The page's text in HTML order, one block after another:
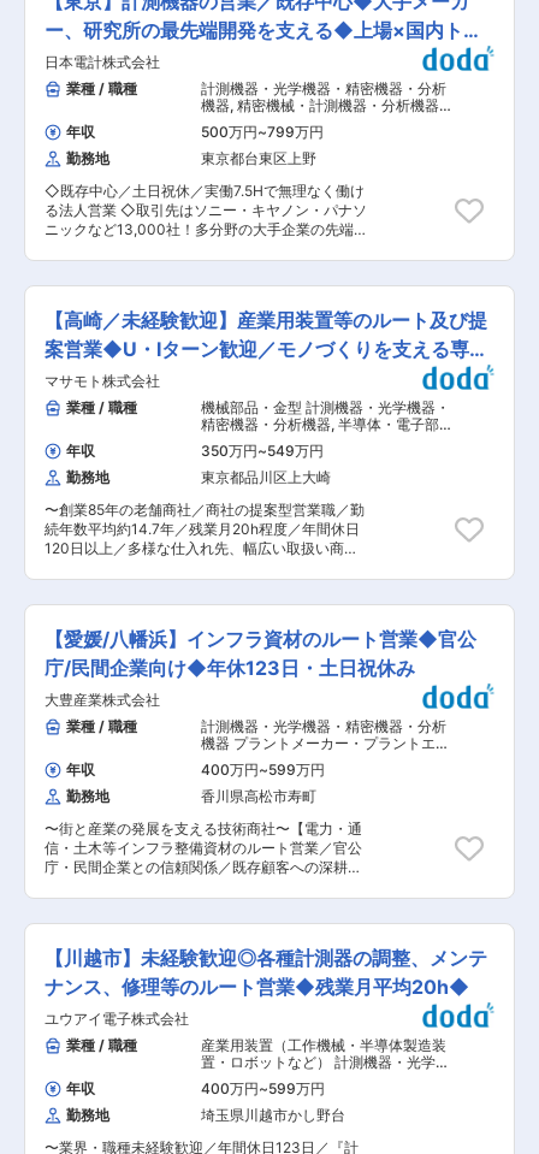
≫ 計測機器を「売る」だけでなく、お客様のニー
ズを把握し最適な提案を行うトータルプランナー
としての役割を担います。既存のお客様との長期
的な関係を築き、信頼関係を大切にすることが求
められます。 ■部署構成について： 刈谷営業所
は部長1名(本社兼務)、所長1名、20代〜40代の営
業担当者３名、事務担当1名の合計5名で構成され
ています。 ■研修・教育制度： ◎ 社内勉強会の
実施 製品知識を身につけるため、部署ごとやメー
カーごとに勉強会を開催。 複数メーカーの製品を
扱うため、知識習得の機会が多い。 ◎ メーカー研
修への参加 扱う試験装置や計測機器のメーカーが
実務に活かせる内容。 ◎ 約3年かけて独り立ちを
支援する教育体制 ・最初の1年は 先輩同行(OJT)
・ほぼ全員が未経験スタートで育成実績あり 変更
の範囲：会社の定める業務
品：産業関係やインフラ関係に使用される非破壊
試験機 ※自社工場は那須塩原にありますが、お客
様の現場は全国にございますので全国出張の可能
性がございます。 ■業務詳細： ・試験機の修理
検査業務全般(点検、修理、校正業務) 手作業で
分解し、原因特定、オシロスコープなどを使用し
た計測を行います。 ・入荷された試験機の受入れ
検査 ・荷受け、梱包、出荷作業、修理に関わる部
品の選定及び発注 ・試験機の操作指導(社内・社
外) 電話対応や直接訪問してお客様の対応を行
っていただきます。 ・試験機の計測・実験業務
(出張サービス) ・ＰＣ入力業務 等 ■就業環境：
休日の呼び出し・夜勤が無く、月の平均残業は20
時間程と働きやすいです。新工場のためエアコン
術が身につく ・修理から現場対応まで幅広く経験
し、製品理解を深められる ・顧客と直接関わり、
信頼関係を築く手応えを感じられる ■働く環境
新設工場でエアコン完備。落ち着いた環境で作業
に集中できます。夜勤や休日呼び出しはありませ
ん。 ■働き方 ・残業は月平均20時間程度 ・完全
週休2日制（土日祝） ・全国出張の可能性はある
が、計画的な対応が中心 ■キャリアパス まずは
点検・修理業務を通じて基礎技術を習得。その
後、対応可能な機種や業務範囲を広げ、現場対応
の中核として活躍できます。長期的に専門性を磨
き続けたい方に適した環境です。 ■企業魅力 ト
ンネル・土木向け建設機械や非破壊検査機器を扱
製品の双方を扱う技術力で、産業・インフラ分野
を支えています。 変更の範囲：会社の定める業務
ー、研究所の最先端開発を支える◆上場×国内トッ
プシェア
日本電計株式会社
業種 / 職種
計測機器・光学機器・精密機器・分析
機器, 精密機械・計測機器・分析機器・
光学製品営業（国内） その他法人営業
（既存・ルートセールス中心）
年収 500万円~799万円
勤務地
東京都台東区上野
◇既存中心／土日祝休／実働7.5Hで無理なく働け
る法人営業 ◇取引先はソニー・キヤノン・パナソ
ニックなど13,000社！多分野の大手企業の先端
独立系専門商社 ■業務概要： 工場や研究機関で
使われる計測機器の提案営業です。 既存顧客を中
心に、製品提案や納品対応、その他展示会やセミ
ナーで入手した情報などをもとに提案型の営業も
お任せします。 ■業務詳細： ◇既存顧客への提
案 既存顧客（約30〜50社）をお任せします。独
立系商社のため特定メーカーに縛られず、数万点
の製品から最適な組み合わせを選べるのが特徴で
す。 1日の訪問は1件程度です。ノルマはあります
が半期単位で評価をします！実績以外にも、訪問
数やKPIなども含めて総合的に評価します。 ◇既
存の顧客先へ製品の納品・引き取り 提案した機器
が実際に工場設備へ導入されている様子を目の当
たりにできるため、成果を実感しやすいです。 ◇
新規顧客への提案 新規はほぼ無いですが、仕入れ
先の開拓や、既存顧客の他部署の開拓などをお任
りなどの事務処理から担当いただきます。その
後、顧客先の製品理解を段々と深め、営業に挑戦
いただきます。取り扱製品が多いため、半年〜1
年の時間をかけてじっくり育成します。 ■働き
方： 法人中心のため、夜間・休日対応は基本あり
ません。トラブル対応もメーカー主体のため、営
業への負担は限定的です。 年間休日125日、実働
7.5H、直行直帰可能、とワークライフバランスも
整えやすく、従業員一人ひとりを大切にするとい
う社長の考えが浸透しております。 ■当社につい
て： 計測器の専門商社として知識や経験、ノウハ
ウを蓄積しお客様に最適なサ—ビスを提供してま
いりました。 国内トップ級シェアを誇り、信頼と
ております。 今後も様々な先進技術（通信技術電
気自動車や自動運転の進化、新エネルギー分野の
先 ソニー・キヤノン・トヨタなど大手メーカー
や、大学・研究機関・官公庁など幅広い顧客と取
引しています。 変更の範囲：会社の定める業務
【高崎／未経験歓迎】産業用装置等のルート及び提
案営業◆U・Iターン歓迎／モノづくりを支える専門
商社
マサモト株式会社
業種 / 職種
機械部品・金型 計測機器・光学機器・
精密機器・分析機器, 半導体・電子部
品・エレクトロニクス製品営業（国
内） 精密機械・計測機器・分析機器・
光学製品営業（国内）
年収 350万円~549万円
勤務地
東京都品川区上大崎
〜創業85年の老舗商社／商社の提案型営業職／勤
続年数平均約14.7年／残業月20h程度／年間休日
120日以上／多様な仕入れ先、幅広い取扱い商
の方でもじっくりと育成します。同社は年齢に関
係なく実力次第で社員を評価する社風です。基準
賞与の他に、営業成績次第で賞与が大幅に追加支
給されます。個人の頑張りが適切に評価されるや
りがいある職場です。 ■業務詳細： ・機械メー
カーへ精密機械部品、電気・制御製品などの技術
提案、見積対応を行います。 ・担当製品はファク
トリーオートメーション（FA機器）、計測機器、
制御機器、 油圧／空圧機器など幅広くお任せしま
す。日本を代表する大手メーカーの最新製品を取
り扱うことができ、深い知識が身に付きます。 ・
既存顧客をメインに担当します。 ・営業メンバー
は1日4〜5社程度訪問対応します。帰社後は日報
記載・翌日の計画策定を行います。 ■就業環境の
魅力： 完全週休2日制、年間休日は120日以上で
す。また残業時間は平均して20時間程度と無理な
の機会は数多くあり異業界出身の方も活躍されて
ます。 ■特徴：魅力： 2025年で創業86年。長年
培った実績を基にお取引実績も堅調に推移してい
ます。平均勤続年数は約14.7年と、長期的視点で
キャリアを築きながら就業が可能です。独立系の
商社であるため、提案内容に縛りはなく自身の裁
量で営業活動を行うことができます。そのため顧
客の一歩先を行く機器やシステムをトータルにコ
ーディネートしています。市場と環境を見極める
幅広い視野と、卓越した提案力が他社との追随を
許さない、同社のアドバンテージとなっていま
【愛媛/八幡浜】インフラ資材のルート営業◆官公
庁/民間企業向け◆年休123日・土日祝休み
大豊産業株式会社
業種 / 職種
計測機器・光学機器・精密機器・分析
機器 プラントメーカー・プラントエン
ジニアリング , 装置・工作機械・産業機
械営業（国内） 建設・不動産法人営業
年収 400万円~599万円
勤務地
香川県高松市寿町
〜街と産業の発展を支える技術商社〜【電力・通
信・土木等インフラ整備資材のルート営業／官公
庁・民間企業との信頼関係／既存顧客への深耕提
ージがつきづらいかもしれませんが当社が導入し
た製品は電力供給や交通網の整備等間接的に皆様
の生活を支えています。今回のポジションは官公
庁のほか四国電力やJR四国、通信会社等の社会イ
ンフラ関連企業に対するルート営業をお任せしま
す。 例えば電力・通信・道路・鉄道等の工事に際
して、電力でいえば電線、電柱、変圧器、マンホ
ール、通信でいえば5Gの通信設備に必要な電波塔
の通信機材、鉄塔他、様々な設備機器が必要で
す。それらの産業用機材の販売がミッション。当
社はエンジニアリング部門も有しているため製品
の導入だけでなく、設置やその後の点検・メンテ
【川越市】未経験歓迎◎各種計測器の調整、メンテ
ナンス、修理等のルート営業◆残業月平均20h◆
ユウアイ電子株式会社
業種 / 職種
産業用装置（工作機械・半導体製造装
置・ロボットなど） 計測機器・光学機
器・精密機器・分析機器
械・産業機械営業（国内） 精密機械・
計測機器・分析機器・光学製品営業
年収 400万円~599万円
勤務地
埼玉県川越市かし野台
〜業界・職種未経験歓迎／年間休日123日／『計